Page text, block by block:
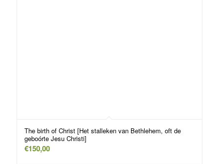
The birth of Christ [Het stalleken van Bethlehem, oft de
geboórte Jesu Christi]
€150,00